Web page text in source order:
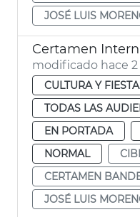
JOSÉ LUIS
modificado hace 2
CULTURA Y
TODAS LAS
EN PORTADA
NORMAL
CERTAMEN
JOSÉ LUIS